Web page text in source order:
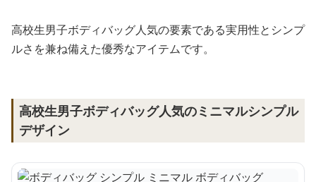
高校生男子ボディバッグ人気の要素である実用性とシンプ
ルさを兼ね備えた優秀なアイテムです。
高校生男子ボディバッグ人気のミニマルシンプル
デザイン